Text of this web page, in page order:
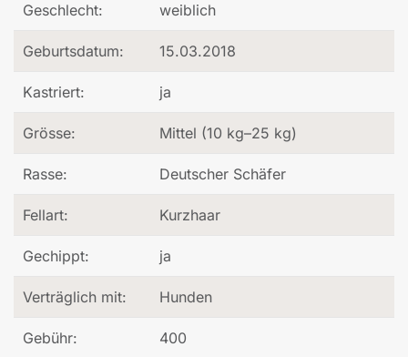
Geschlecht: weiblich
Geburtsdatum: 15.03.2018
Kastriert: ja
Grösse: Mittel (10 kg–25 kg)
Rasse: Deutscher Schäfer
Fellart: Kurzhaar
Gechippt: ja
Verträglich mit: Hunden
Gebühr: 400